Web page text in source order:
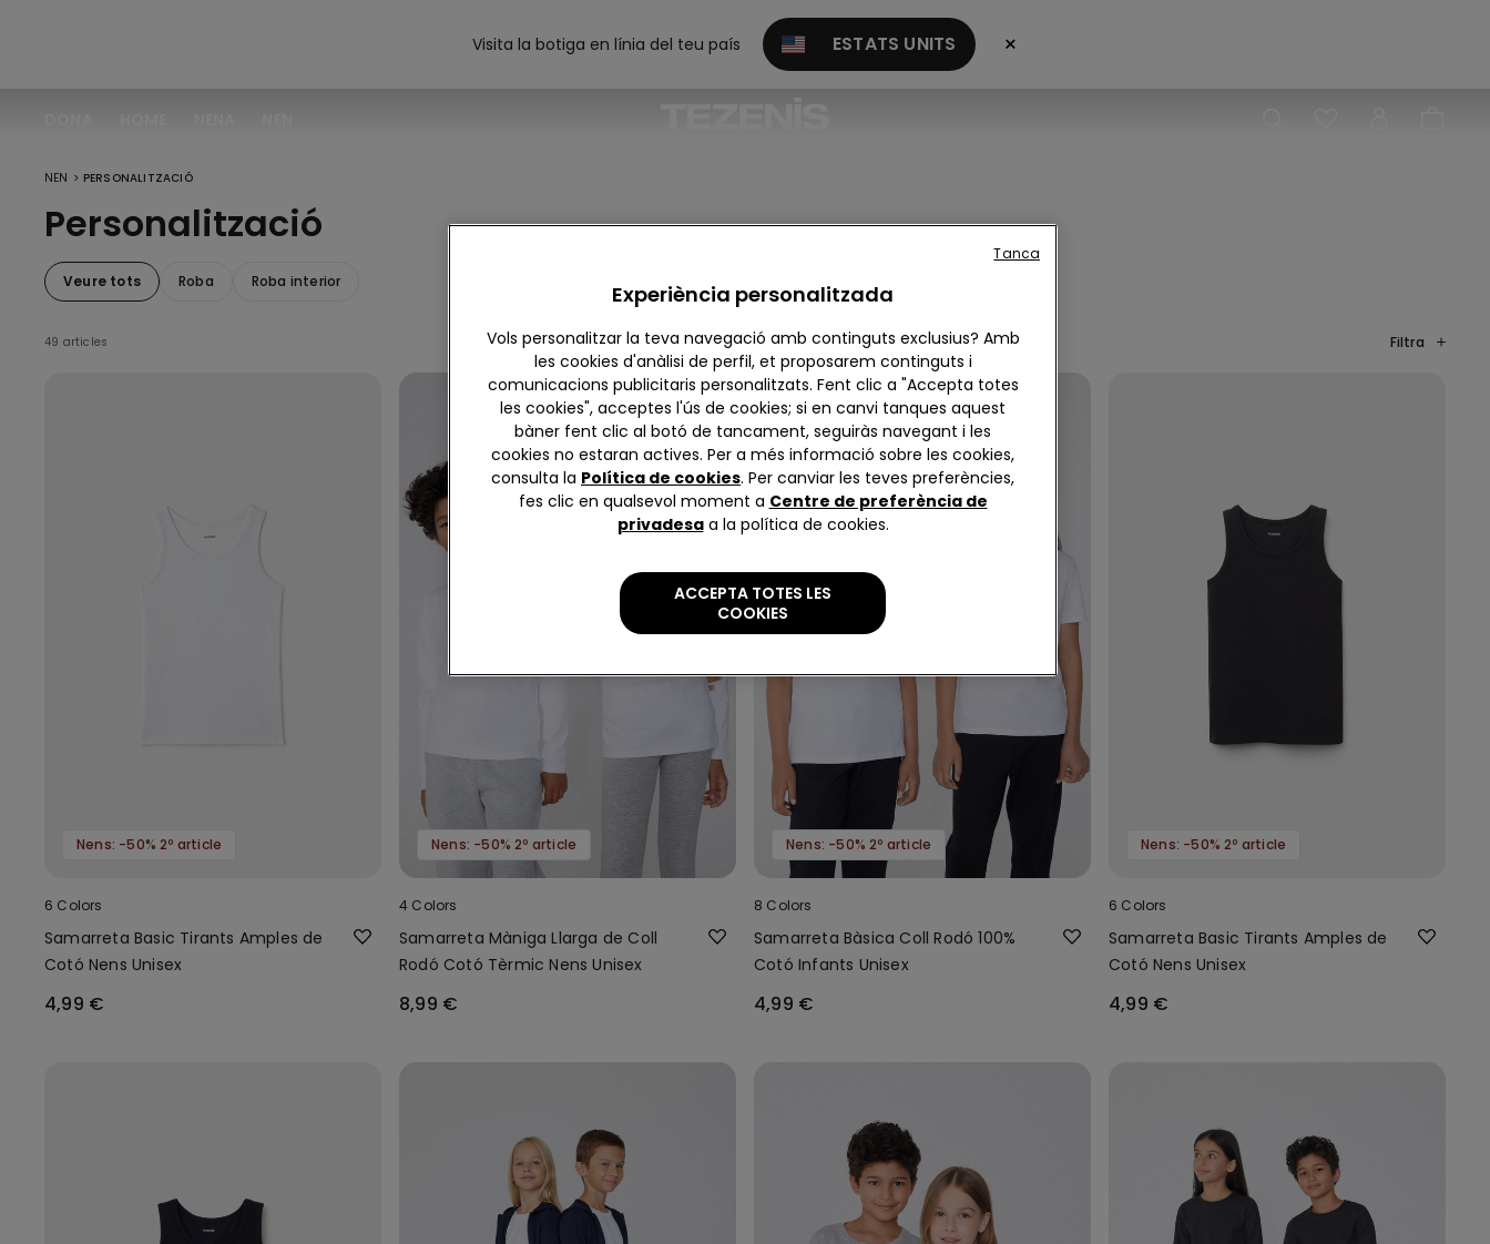
Visita la botiga en línia del teu país ESTATS UNITS ×
NEN > PERSONALITZACIÓ
Personalització
Veure tots Roba Roba interior
49 articles Filtra
Nens: -50% 2º article
6 Colors
Samarreta Basic Tirants Amples de
Cotó Nens Unisex
4,99 €
Nens: -50% 2º article
4 Colors
Samarreta Màniga Llarga de Coll
Rodó Cotó Tèrmic Nens Unisex
8,99 €
Nens: -50% 2º article
8 Colors
Samarreta Bàsica Coll Rodó 100%
Cotó Infants Unisex
4,99 €
Nens: -50% 2º article
6 Colors
Samarreta Basic Tirants Amples de
Cotó Nens Unisex
4,99 €
Experiència personalitzada
Vols personalitzar la teva navegació amb continguts exclusius? Amb
les cookies d'anàlisi de perfil, et proposarem continguts i
comunicacions publicitaris personalitzats. Fent clic a "Accepta totes
les cookies", acceptes l'ús de cookies; si en canvi tanques aquest
bàner fent clic al botó de tancament, seguiràs navegant i les
cookies no estaran actives. Per a més informació sobre les cookies,
consulta la Política de cookies. Per canviar les teves preferències,
fes clic en qualsevol moment a Centre de preferència de
privadesaa la política de cookies.
ACCEPTA TOTES LES
COOKIES
Tanca